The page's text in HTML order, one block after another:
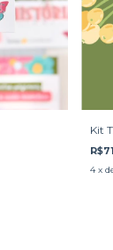
Kit
4 x